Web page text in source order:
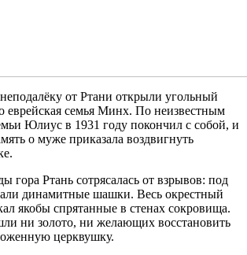
от Ртани открыли угольный
еврейская семья Минх. По неизвестным
Юлиус в 1931 году покончил с собой, и
о муже приказала воздвигнуть
гора Ртань сотрясалась от взрывов: под
динамитные шашки. Весь окрестный
якобы спрятанные в стенах сокровища.
ни золото, ни желающих восстановить
церквушку.